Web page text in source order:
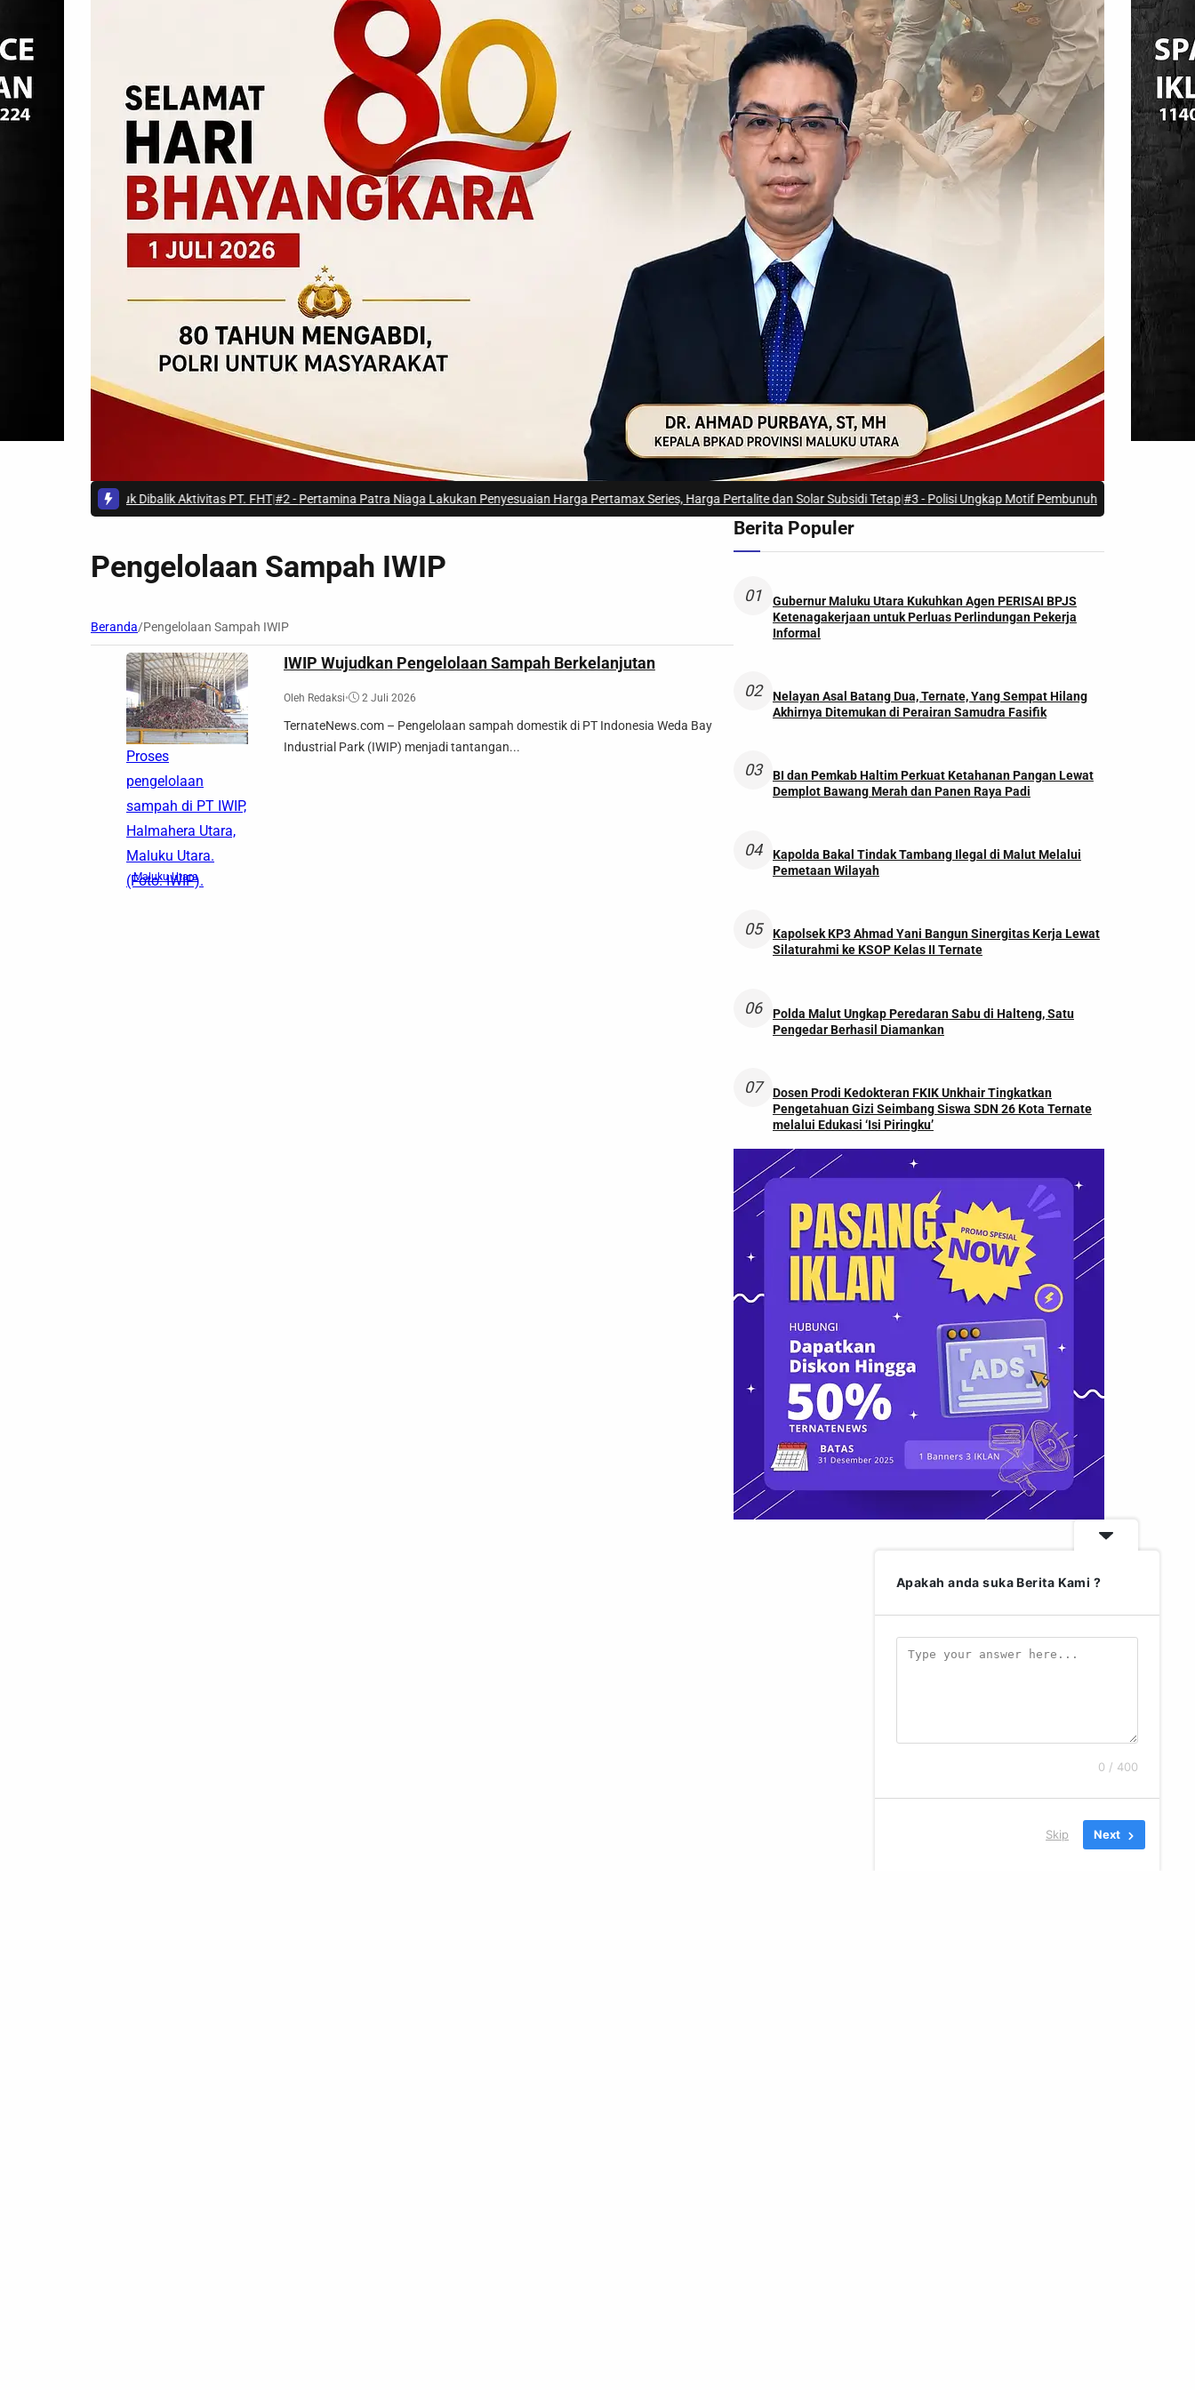
Buruk Dibalik Aktivitas PT. FHT|#2 -Pertamina Patra Niaga Lakukan Penyesuaian Harga Pertamax Series, Harga Pertalite dan Solar Subsidi Tetap|#3 -Polisi Ungkap Motif Pembunuhan di Kawasi Halmahera
Pengelolaan Sampah IWIP
Beranda/Pengelolaan Sampah IWIP
Proses
pengelolaan
sampah di PT IWIP,
Halmahera Utara,
Maluku Utara.
(Foto: IWIP).
Maluku Utara
IWIP Wujudkan Pengelolaan Sampah Berkelanjutan
Oleh Redaksi• 2 Juli 2026
TernateNews.com – Pengelolaan sampah domestik di PT Indonesia Weda Bay
Industrial Park (IWIP) menjadi tantangan...
Berita Populer
01
Gubernur Maluku Utara Kukuhkan Agen PERISAI BPJS
Ketenagakerjaan untuk Perluas Perlindungan Pekerja
Informal
02
Nelayan Asal Batang Dua, Ternate, Yang Sempat Hilang
Akhirnya Ditemukan di Perairan Samudra Fasifik
03
BI dan Pemkab Haltim Perkuat Ketahanan Pangan Lewat
Demplot Bawang Merah dan Panen Raya Padi
04
Kapolda Bakal Tindak Tambang Ilegal di Malut Melalui
Pemetaan Wilayah
05
Kapolsek KP3 Ahmad Yani Bangun Sinergitas Kerja Lewat
Silaturahmi ke KSOP Kelas II Ternate
06
Polda Malut Ungkap Peredaran Sabu di Halteng, Satu
Pengedar Berhasil Diamankan
07
Dosen Prodi Kedokteran FKIK Unkhair Tingkatkan
Pengetahuan Gizi Seimbang Siswa SDN 26 Kota Ternate
melalui Edukasi ‘Isi Piringku’
Apakah anda suka Berita Kami ?
0 / 400
Skip Next